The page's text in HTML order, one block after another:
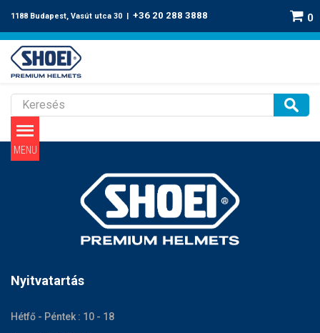
1188 Budapest, Vasút utca 30 | +36 20 288 3888 0
Shoei NXR 2 plexi
Nyitvatartás
Hétfő - Péntek : 10 - 18